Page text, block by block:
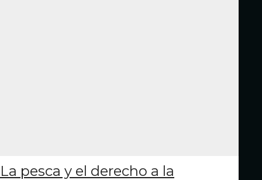
La pesca y el derecho a la